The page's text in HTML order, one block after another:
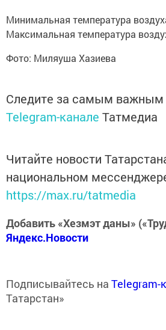
Минимальная температура
Максимальная температура
Фото: Миляуша Хазиева
Следите за самым важным
Telegram-канале Татмедиа
Читайте новости
национальном
https://max.ru/tatmedia
Добавить «Хезмэт даны»
Яндекс.Новости
Подписывайтесь на Telegram-
Татарстан»